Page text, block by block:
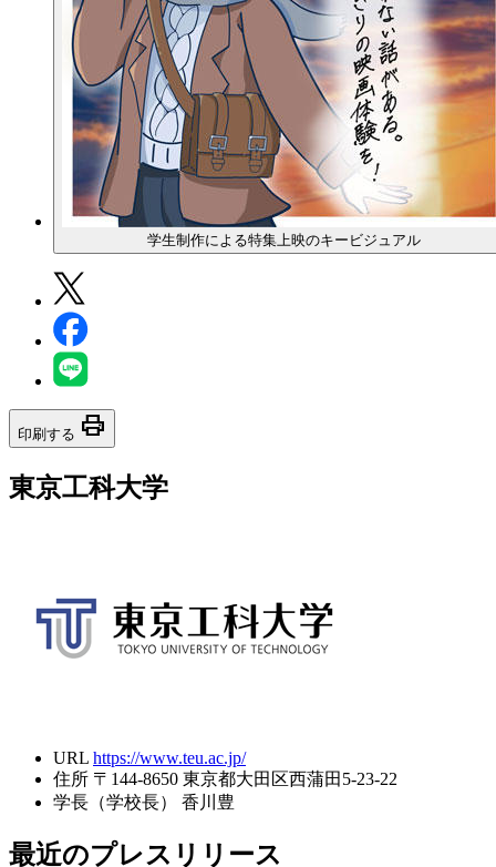
学生制作による特集上映のキービジュアル
印刷する print
東京工科大学
URL https://www.teu.ac.jp/
住所 〒144-8650 東京都大田区西蒲田5-23-22
学長（学校長）
香川豊
最近のプレスリリース